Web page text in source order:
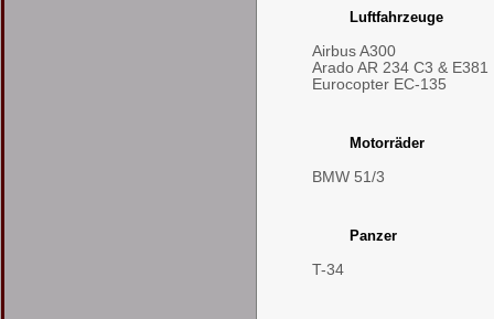
Luftfahrzeuge
Airbus A300
Arado AR 234 C3 & E381
Eurocopter EC-135
Motorräder
BMW 51/3
Panzer
T-34